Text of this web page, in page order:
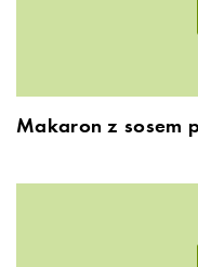
Makaron z sosem